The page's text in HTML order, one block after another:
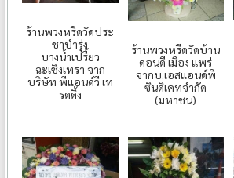
ร้านพวงหรีดวัดประ
ชาบำรุ่ง
บางน้ำเปรี้ยว
ฉะเชิงเทรา จาก
บริษัท พีแอนด์วี เท
รดดิ้ง
ร้านพวงหรีดวัดบ้าน
ดอนดี เมือง แพร่
จากบ.เอสแอนด์พี
ซินดิเคทจำกัด
(มหาชน)